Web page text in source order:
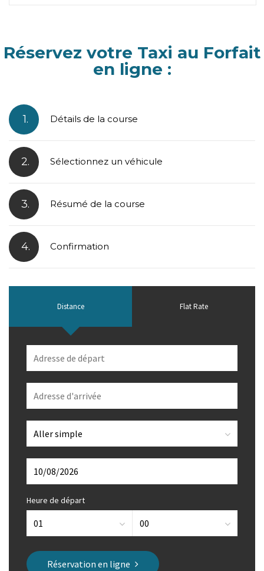
Réservez votre Taxi au Forfait
en ligne :
1. Détails de la course
2. Sélectionnez un véhicule
3. Résumé de la course
4. Confirmation
Distance Flat Rate
Heure de départ
Réservation en ligne